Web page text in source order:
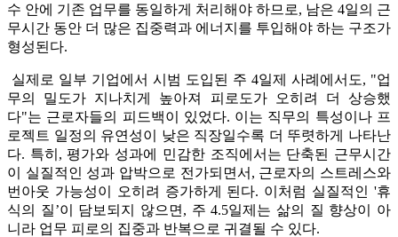
수 안에 기존 업무를 동일하게 처리해야 하므로, 남은 4일의 근
무시간 동안 더 많은 집중력과 에너지를 투입해야 하는 구조가
형성된다.
실제로 일부 기업에서 시범 도입된 주 4일제 사례에서도, "업
무의 밀도가 지나치게 높아져 피로도가 오히려 더 상승했
다"는 근로자들의 피드백이 있었다. 이는 직무의 특성이나 프
로젝트 일정의 유연성이 낮은 직장일수록 더 뚜렷하게 나타난
다. 특히, 평가와 성과에 민감한 조직에서는 단축된 근무시간
이 실질적인 성과 압박으로 전가되면서, 근로자의 스트레스와
번아웃 가능성이 오히려 증가하게 된다. 이처럼 실질적인 '휴
식의 질’이 담보되지 않으면, 주 4.5일제는 삶의 질 향상이 아
니라 업무 피로의 집중과 반복으로 귀결될 수 있다.